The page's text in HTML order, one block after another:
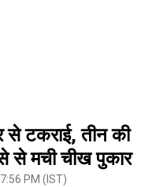
से टकराई, तीन की
से मची चीख पुकार
PM (IST)